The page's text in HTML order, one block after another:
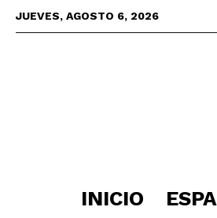
JUEVES, AGOSTO 6, 2026
INICIO